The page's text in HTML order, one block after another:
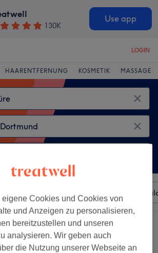
130K
Use app
LOGIN
HAARENTFERNUNG KOSMETIK MASSAGE
Beliebiger Preis Besonderheiten
von Reichshof, Dortmund
Cookies und Cookies von
und Anzeigen zu personalisieren,
bereitzustellen und unseren
analysieren. Wir geben auch
die Nutzung unserer Webseite an